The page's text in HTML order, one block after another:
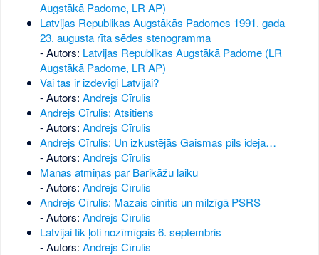
Augstākā Padome, LR AP)
Latvijas Republikas Augstākās Padomes 1991. gada
23. augusta rīta sēdes stenogramma
- Autors: Latvijas Republikas Augstākā Padome (LR
Augstākā Padome, LR AP)
Vai tas ir izdevīgi Latvijai?
- Autors: Andrejs Cīrulis
Andrejs Cīrulis: Atsitiens
- Autors: Andrejs Cīrulis
Andrejs Cīrulis: Un izkustējās Gaismas pils ideja…
- Autors: Andrejs Cīrulis
Manas atmiņas par Barikāžu laiku
- Autors: Andrejs Cīrulis
Andrejs Cīrulis: Mazais cinītis un milzīgā PSRS
- Autors: Andrejs Cīrulis
Latvijai tik ļoti nozīmīgais 6. septembris
- Autors: Andrejs Cīrulis